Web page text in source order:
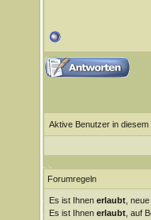
Aktive Benutzer in diesem
Forumregeln
Es ist Ihnen erlaubt, neue
Es ist Ihnen erlaubt, auf